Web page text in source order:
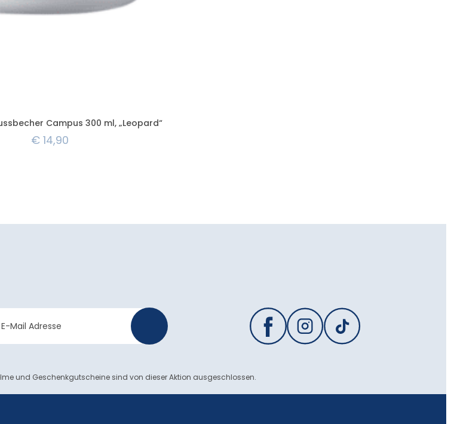
Campus 300 ml, „Leopard“
€14,90
und Geschenkgutscheine sind von dieser Aktion ausgeschlossen.